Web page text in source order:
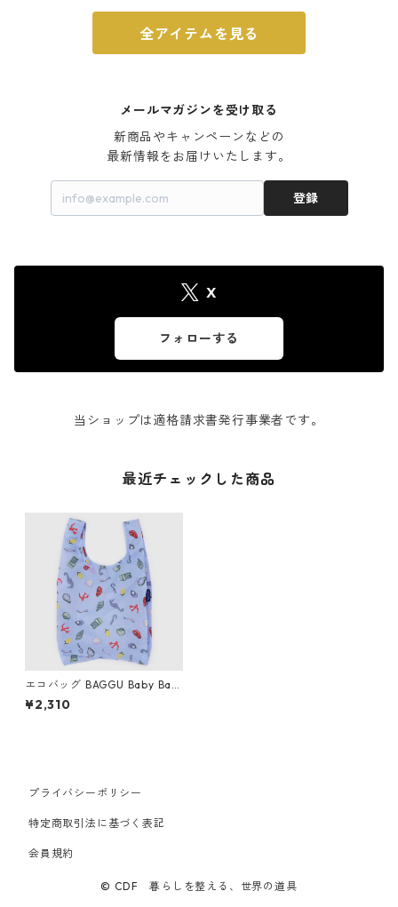
全アイテムを見る
メールマガジンを受け取る
新商品やキャンペーンなどの
最新情報をお届けいたします。
登録
X
フォローする
当ショップは適格請求書発行事業者です。
最近チェックした商品
エコバッグ BAGGU Baby Bag
gu ベビーバグゥ バグー シー
チャーム
¥2,310
プライバシーポリシー
特定商取引法に基づく表記
会員規約
© CDF 暮らしを整える、世界の道具